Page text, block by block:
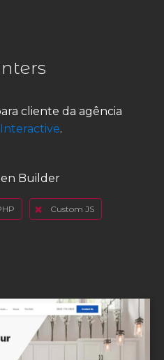
cliente da agência
.
Builder
Custom JS